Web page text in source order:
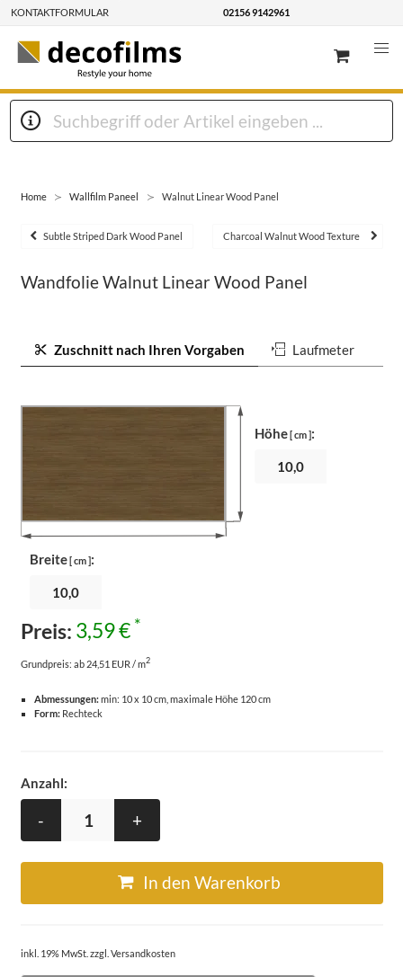
KONTAKTFORMULAR 02156 9142961
Home Wallfilm Paneel Walnut Linear Wood Panel
Subtle Striped Dark Wood Panel Charcoal Walnut Wood Texture
Wandfolie Walnut Linear Wood Panel
Zuschnitt nach Ihren Vorgaben Laufmeter
Breite[ cm ]:
Höhe[ cm ]:
Preis: 3,59 € *
Grundpreis: ab 24,51 EUR / m2
Abmessungen:min: 10 x 10 cm, maximale Höhe 120 cm
Form:Rechteck
Anzahl:
- +
In den Warenkorb
inkl. 19% MwSt. zzgl. Versandkosten